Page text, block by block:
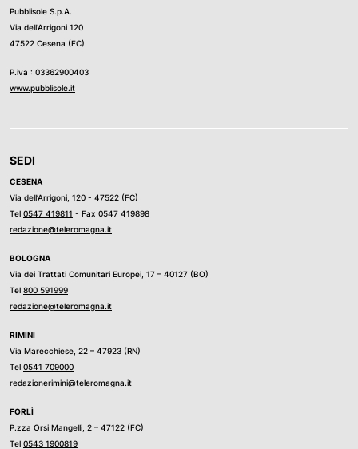
Pubblisole S.p.A.
Via dell’Arrigoni 120
47522 Cesena (FC)
P.iva : 03362900403
www.pubblisole.it
SEDI
CESENA
Via dell’Arrigoni, 120 - 47522 (FC)
Tel 0547 419811 - Fax 0547 419898
redazione@teleromagna.it
BOLOGNA
Via dei Trattati Comunitari Europei, 17 – 40127 (BO)
Tel 800 591999
redazione@teleromagna.it
RIMINI
Via Marecchiese, 22 – 47923 (RN)
Tel 0541 709000
redazionerimini@teleromagna.it
FORLÌ
P.zza Orsi Mangelli, 2 – 47122 (FC)
Tel 0543 1900819